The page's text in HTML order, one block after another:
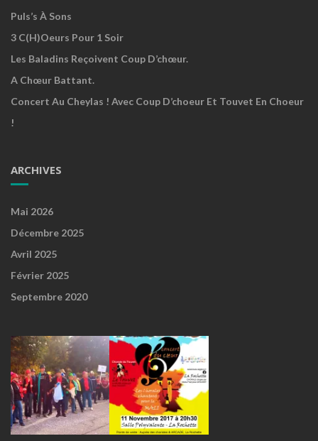
Puls’s À Sons
3 C(h)oeurs Pour 1 Soir
Les Baladins Reçoivent Coup D’chœur.
A Chœur Battant.
Concert Au Cheylas ! Avec Coup D’choeur Et Touvet En Choeur
!
ARCHIVES
Mai 2026
Décembre 2025
Avril 2025
Février 2025
Septembre 2020